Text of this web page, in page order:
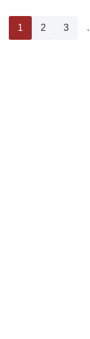
1 2 3